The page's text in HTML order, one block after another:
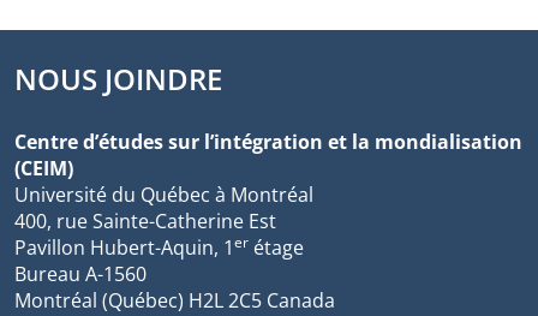
NOUS JOINDRE
Centre d’études sur l’intégration et la mondialisation
(CEIM)
Université du Québec à Montréal
400, rue Sainte-Catherine Est
Pavillon Hubert-Aquin, 1er étage
Bureau A-1560
Montréal (Québec) H2L 2C5 Canada